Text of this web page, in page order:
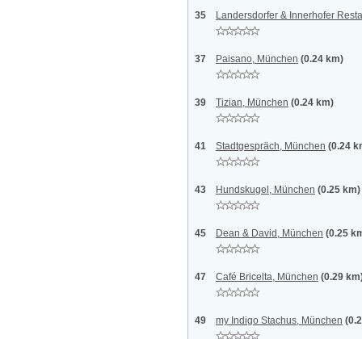
35 Landersdorfer & Innerhofer
37 Paisano, München (0.24 km)
39 Tizian, München (0.24 km)
41 Stadtgespräch, München (0.24
43 Hundskugel, München (0.25 km)
45 Dean & David, München (0.25
47 Café Bricelta, München (0.29
49 my Indigo Stachus, München